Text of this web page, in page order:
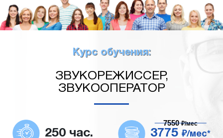
Курс обучения:
ЗВУКОРЕЖИССЕР,
ЗВУКООПЕРАТОР
250 час. 3775 ₽/мес*
7550₽/мес